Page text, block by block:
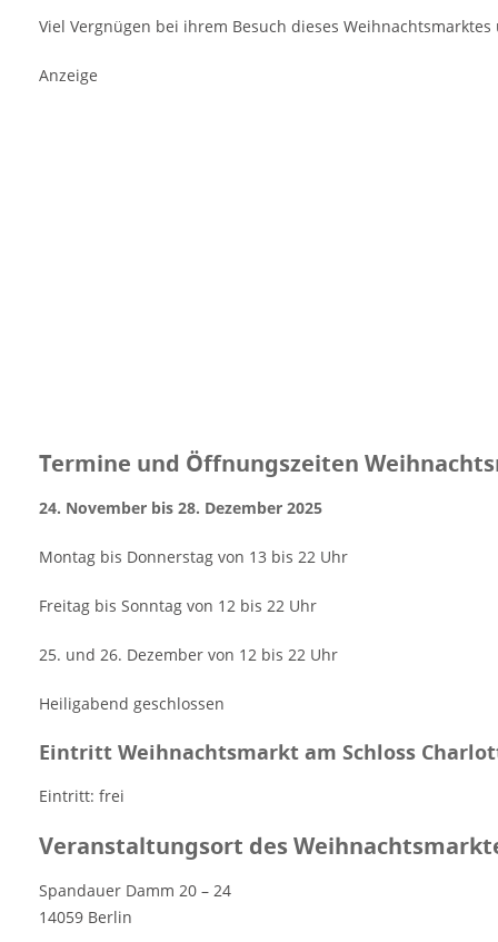
Viel Vergnügen bei ihrem Besuch dieses
Anzeige
Termine und Öffnungszeiten
24. November bis 28. Dezember 2025
Montag bis Donnerstag von 13 bis 22 Uhr
Freitag bis Sonntag von 12 bis 22 Uhr
25. und 26. Dezember von 12 bis 22 Uhr
Heiligabend geschlossen
Eintritt Weihnachtsmarkt am Schloss
Eintritt: frei
Veranstaltungsort des
Spandauer Damm 20 – 24
14059 Berlin